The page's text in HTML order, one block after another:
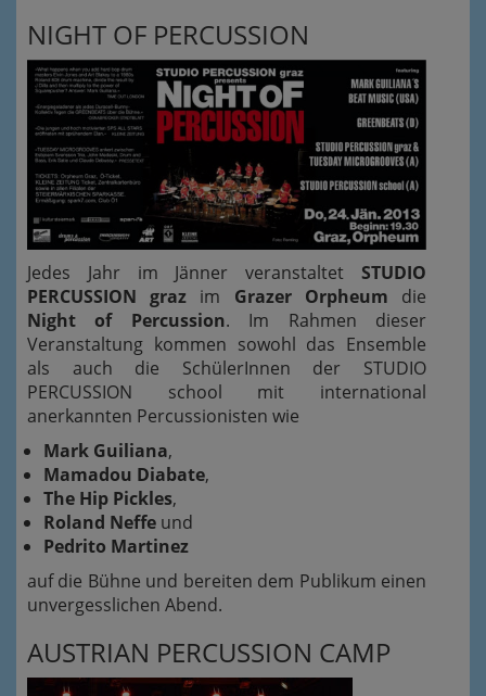
NIGHT OF PERCUSSION
Jedes Jahr im Jänner veranstaltet STUDIO
PERCUSSION graz im Grazer Orpheum die
Night of Percussion. Im Rahmen dieser
Veranstaltung kommen sowohl das Ensemble
als auch die SchülerInnen der STUDIO
PERCUSSION school mit international
anerkannten Percussionisten wie
Mark Guiliana,
Mamadou Diabate,
The Hip Pickles,
Roland Neffe und
Pedrito Martinez
auf die Bühne und bereiten dem Publikum einen
unvergesslichen Abend.
AUSTRIAN PERCUSSION CAMP